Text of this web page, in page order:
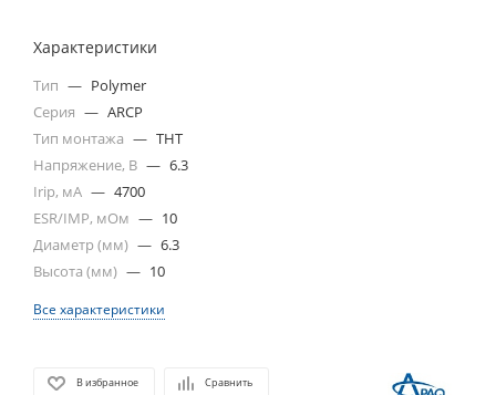
Характеристики
Тип — Polymer
Серия — ARCP
Тип монтажа — THT
Напряжение, В — 6.3
Irip, мА — 4700
ESR/IMP, мОм — 10
Диаметр (мм) — 6.3
Высота (мм) — 10
Все характеристики
В избранное Сравнить